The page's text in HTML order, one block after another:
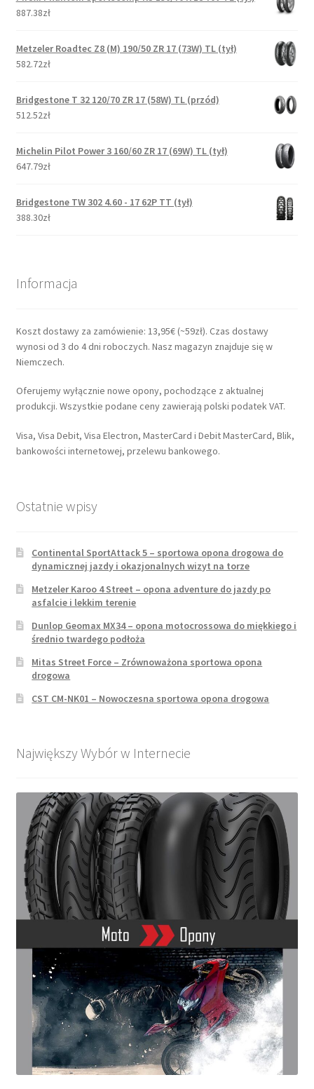
887.38zł
Metzeler Roadtec Z8 (M) 190/50 ZR 17 (73W) TL (tył)
582.72zł
Bridgestone T 32 120/70 ZR 17 (58W) TL (przód)
512.52zł
Michelin Pilot Power 3 160/60 ZR 17 (69W) TL (tył)
647.79zł
Bridgestone TW 302 4.60 - 17 62P TT (tył)
388.30zł
Informacja
Koszt dostawy za zamówienie: 13,95€ (~59zł). Czas dostawy
wynosi od 3 do 4 dni roboczych. Nasz magazyn znajduje się w
Niemczech.
Oferujemy wyłącznie nowe opony, pochodzące z aktualnej
produkcji. Wszystkie podane ceny zawierają polski podatek VAT.
Visa, Visa Debit, Visa Electron, MasterCard i Debit MasterCard, Blik,
bankowości internetowej, przelewu bankowego.
Ostatnie wpisy
Continental SportAttack 5 – sportowa opona drogowa do
dynamicznej jazdy i okazjonalnych wizyt na torze
Metzeler Karoo 4 Street – opona adventure do jazdy po
asfalcie i lekkim terenie
Dunlop Geomax MX34 – opona motocrossowa do miękkiego i
średnio twardego podłoża
Mitas Street Force – Zrównoważona sportowa opona
drogowa
CST CM-NK01 – Nowoczesna sportowa opona drogowa
Największy Wybór w Internecie